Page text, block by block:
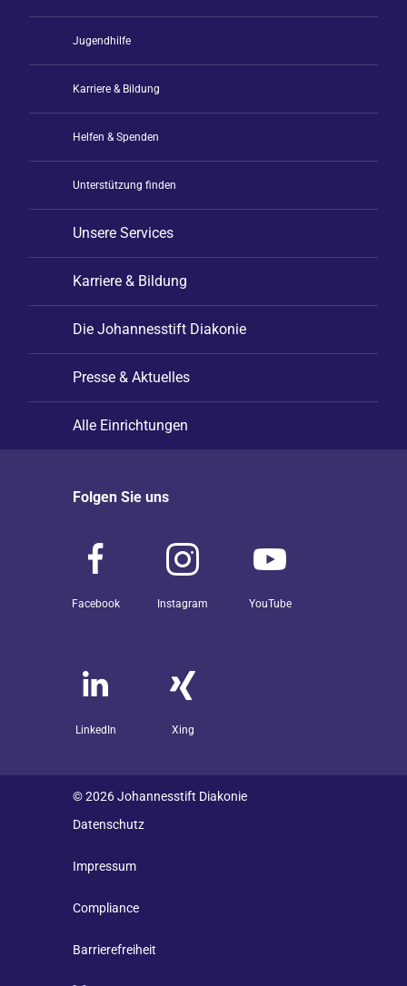
Jugendhilfe
Karriere & Bildung
Helfen & Spenden
Unterstützung finden
Unsere Services
Karriere & Bildung
Die Johannesstift Diakonie
Presse & Aktuelles
Alle Einrichtungen
Folgen Sie uns
Facebook Instagram YouTube
LinkedIn Xing
© 2026 Johannesstift Diakonie
Datenschutz
Impressum
Compliance
Barrierefreiheit